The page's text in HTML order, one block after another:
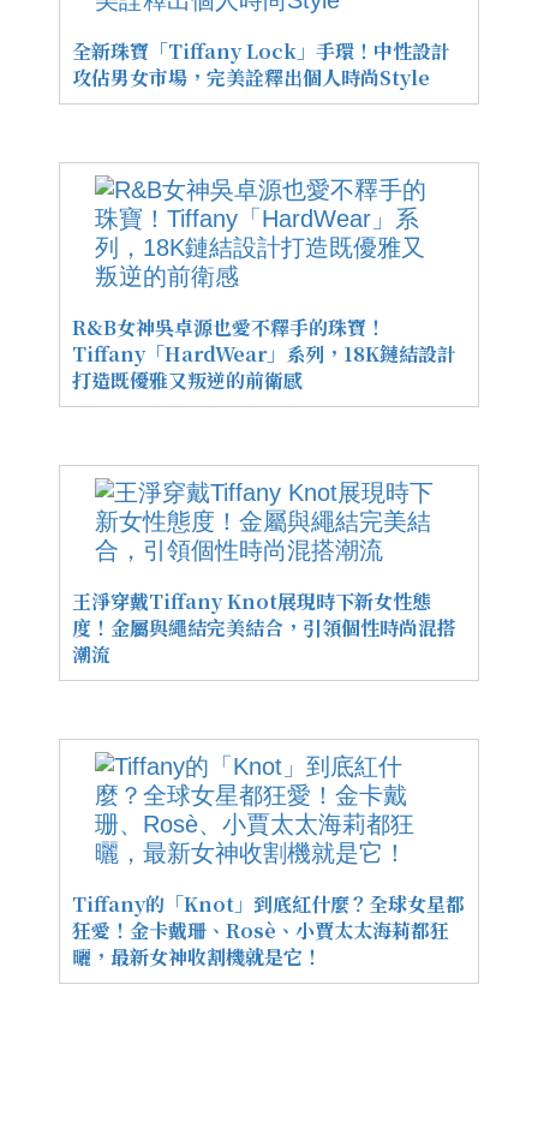
全新珠寶「Tiffany Lock」手環！中性設計
攻佔男女市場，完美詮釋出個人時尚Style
R&B女神吳卓源也愛不釋手的珠寶！
Tiffany「HardWear」系列，18K鏈結設計
打造既優雅又叛逆的前衛感
王淨穿戴Tiffany Knot展現時下新女性態
度！金屬與繩結完美結合，引領個性時尚混搭
潮流
Tiffany的「Knot」到底紅什麼？全球女星都
狂愛！金卡戴珊、Rosè、小賈太太海莉都狂
曬，最新女神收割機就是它！